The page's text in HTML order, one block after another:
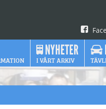
NYHETER
I VÅRT ARKIV